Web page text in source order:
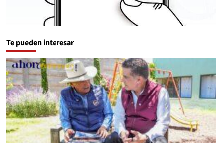
Te pueden interesar